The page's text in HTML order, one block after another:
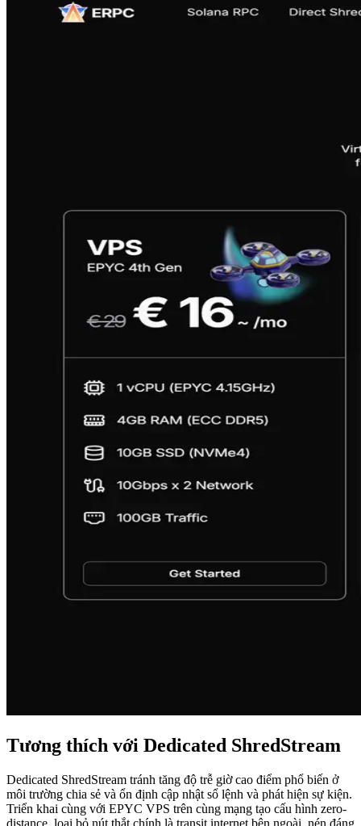
Tương thích với Dedicated ShredStream
Dedicated ShredStream tránh tăng độ trễ giờ cao điểm phổ biến ở
môi trường chia sẻ và ổn định cập nhật sổ lệnh và phát hiện sự kiện.
Triển khai cùng với EPYC VPS trên cùng mạng tạo cấu hình zero-